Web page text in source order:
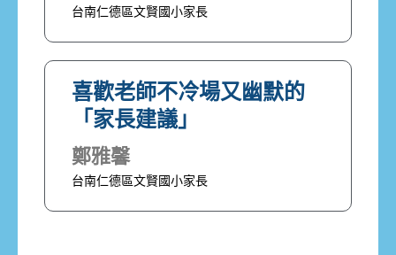
台南仁德區文賢國小家長
喜歡老師不冷場又幽默的
「家長建議」
鄭雅馨
台南仁德區文賢國小家長